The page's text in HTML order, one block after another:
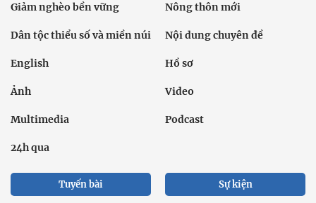
Giảm nghèo bền vững Nông thôn mới
Dân tộc thiểu số và miền núi Nội dung chuyên đề
English Hồ sơ
Ảnh Video
Multimedia Podcast
24h qua
Tuyến bài Sự kiện